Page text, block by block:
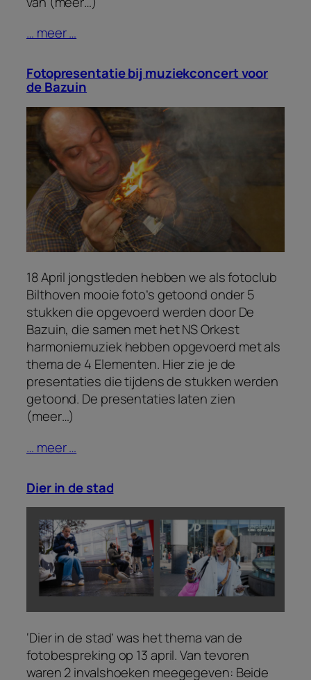
… meer …
Fotopresentatie bij muziekconcert voor
de Bazuin
18 April jongstleden hebben we als fotoclub
Bilthoven mooie foto’s getoond onder 5
stukken die opgevoerd werden door De
Bazuin, die samen met het NS Orkest
harmoniemuziek hebben opgevoerd met als
thema de 4 Elementen. Hier zie je de
presentaties die tijdens de stukken werden
getoond. De presentaties laten zien
(meer…)
… meer …
Dier in de stad
‘Dier in de stad’ was het thema van de
fotobespreking op 13 april. Van tevoren
waren 2 invalshoeken meegegeven: Beide